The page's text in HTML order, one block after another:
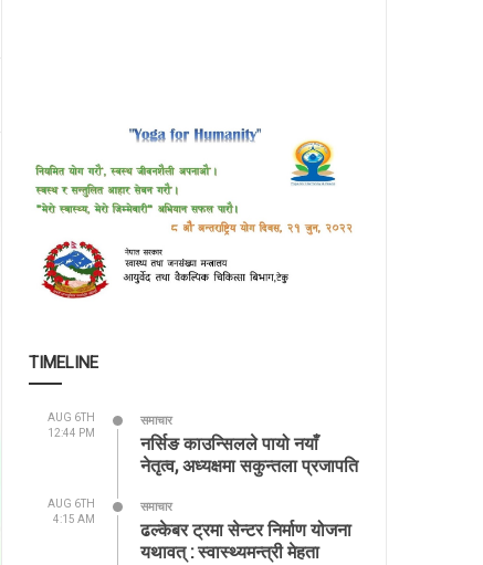
TIMELINE
AUG 6TH
12:44 PM
समाचार
नर्सिङ काउन्सिलले पायो नयाँ
नेतृत्व, अध्यक्षमा सकुन्तला प्रजापति
AUG 6TH
4:15 AM
समाचार
ढल्केबर ट्रमा सेन्टर निर्माण योजना
यथावत् : स्वास्थ्यमन्त्री मेहता